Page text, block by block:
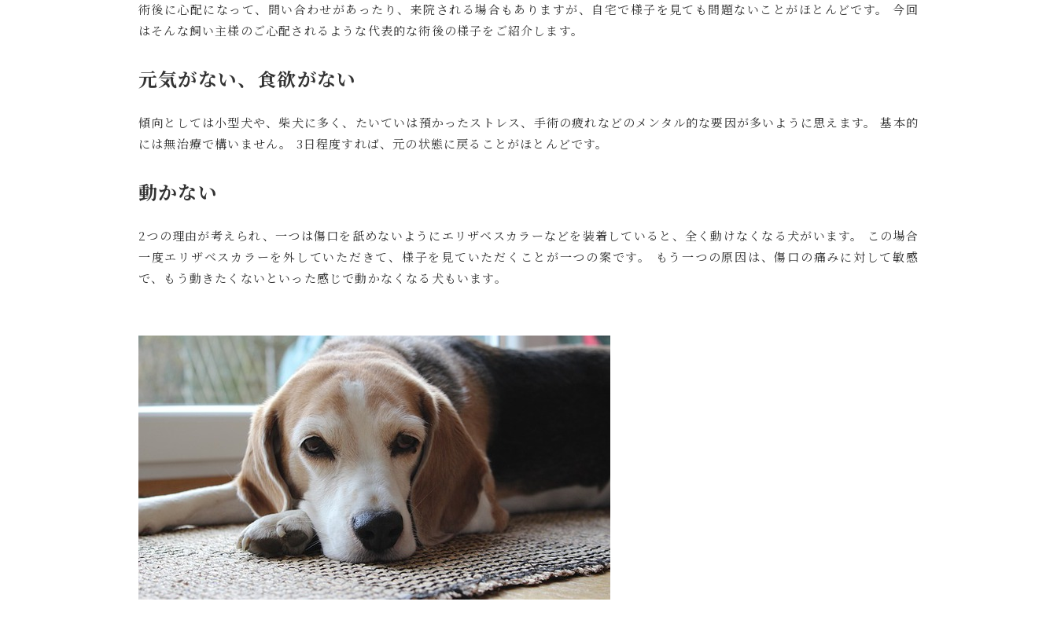
術後に心配になって、問い合わせがあったり、来院される場合もありますが、自宅で様子を見ても問題ないことがほとんどです。 今回
はそんな飼い主様のご心配されるような代表的な術後の様子をご紹介します。
元気がない、食欲がない
傾向としては小型犬や、柴犬に多く、たいていは預かったストレス、手術の疲れなどのメンタル的な要因が多いように思えます。 基本的
には無治療で構いません。 3日程度すれば、元の状態に戻ることがほとんどです。
動かない
2つの理由が考えられ、一つは傷口を舐めないようにエリザベスカラーなどを装着していると、全く動けなくなる犬がいます。 この場合
一度エリザベスカラーを外していただきて、様子を見ていただくことが一つの案です。 もう一つの原因は、傷口の痛みに対して敏感
で、もう動きたくないといった感じで動かなくなる犬もいます。